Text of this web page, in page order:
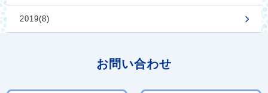
2019(8)
お問い合わせ